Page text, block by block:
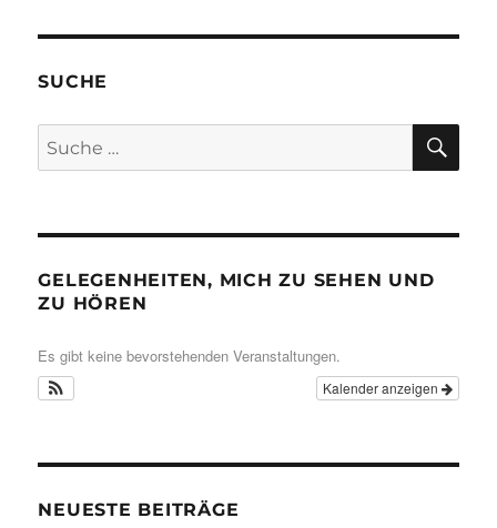
SUCHE
Suche
nach:
GELEGENHEITEN, MICH ZU SEHEN UND
ZU HÖREN
Es gibt keine bevorstehenden Veranstaltungen.
Kalender anzeigen
NEUESTE BEITRÄGE